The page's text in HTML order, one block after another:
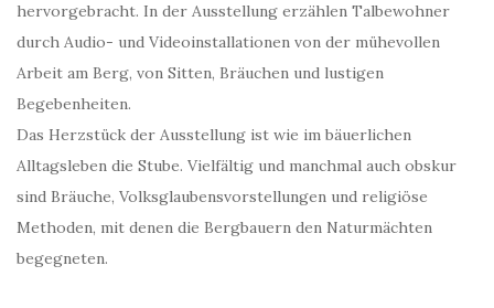
hervorgebracht. In der Ausstellung erzählen Talbewohner
durch Audio- und Videoinstallationen von der mühevollen
Arbeit am Berg, von Sitten, Bräuchen und lustigen
Begebenheiten.
Das Herzstück der Ausstellung ist wie im bäuerlichen
Alltagsleben die Stube. Vielfältig und manchmal auch obskur
sind Bräuche, Volksglaubensvorstellungen und religiöse
Methoden, mit denen die Bergbauern den Naturmächten
begegneten.